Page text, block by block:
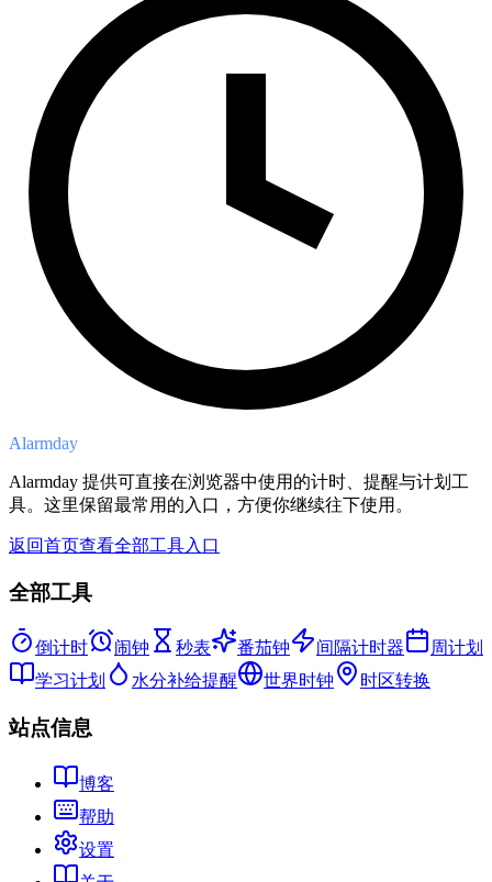
Alarmday
Alarmday 提供可直接在浏览器中使用的计时、提醒与计划工
具。这里保留最常用的入口，方便你继续往下使用。
返回首页查看全部工具入口
全部工具
倒计时 闹钟 秒表 番茄钟 间隔计时器
周计划
学习计划
水分补给提醒 世界时钟 时区转换
站点信息
博客
帮助
设置